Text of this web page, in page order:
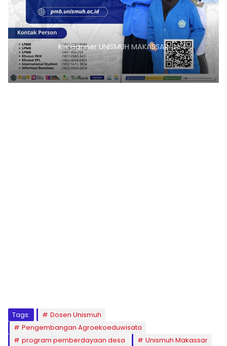
Klik Banner UNISMUH MAKASSAR
Tags:
Dosen Unismuh
Pengembangan Agroekoeduwisata
program pemberdayaan desa
Unismuh Makassar